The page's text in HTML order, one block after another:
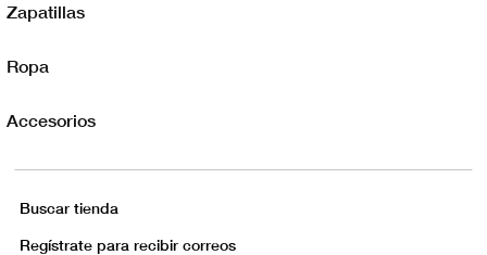
Zapatillas
Ropa
Accesorios
Buscar tienda
Regístrate para recibir correos